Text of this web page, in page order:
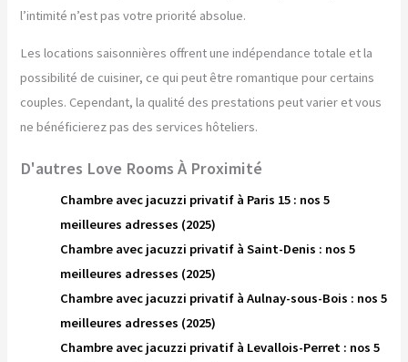
l’intimité n’est pas votre priorité absolue.
Les locations saisonnières offrent une indépendance totale et la
possibilité de cuisiner, ce qui peut être romantique pour certains
couples. Cependant, la qualité des prestations peut varier et vous
ne bénéficierez pas des services hôteliers.
D'autres Love Rooms À Proximité
Chambre avec jacuzzi privatif à Paris 15 : nos 5
meilleures adresses (2025)
Chambre avec jacuzzi privatif à Saint-Denis : nos 5
meilleures adresses (2025)
Chambre avec jacuzzi privatif à Aulnay-sous-Bois : nos 5
meilleures adresses (2025)
Chambre avec jacuzzi privatif à Levallois-Perret : nos 5